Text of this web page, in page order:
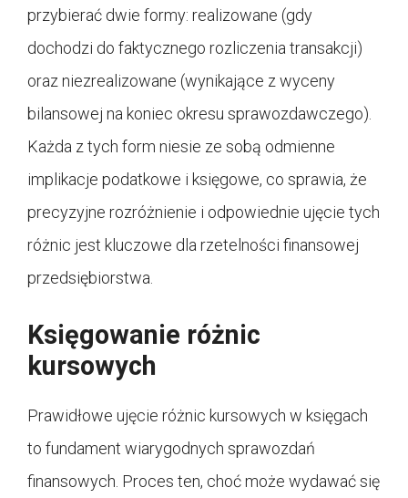
przybierać dwie formy: realizowane (gdy
dochodzi do faktycznego rozliczenia transakcji)
oraz niezrealizowane (wynikające z wyceny
bilansowej na koniec okresu sprawozdawczego).
Każda z tych form niesie ze sobą odmienne
implikacje podatkowe i księgowe, co sprawia, że
precyzyjne rozróżnienie i odpowiednie ujęcie tych
różnic jest kluczowe dla rzetelności finansowej
przedsiębiorstwa.
Księgowanie różnic
kursowych
Prawidłowe ujęcie różnic kursowych w księgach
to fundament wiarygodnych sprawozdań
finansowych. Proces ten, choć może wydawać się